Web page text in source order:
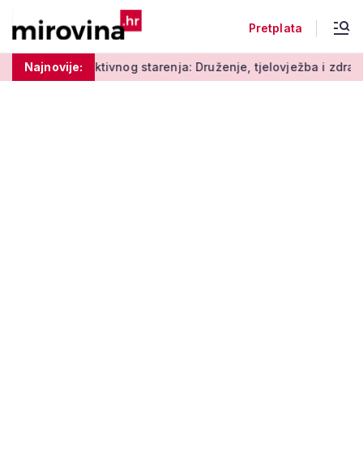
Pretplata
Najnovije:aktivnog starenja: Druženje, tjelovježba i zdrava